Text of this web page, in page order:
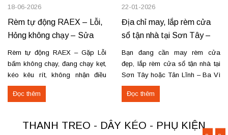
18-06-2026
Rèm tự động RAEX – Lỗi,
Hỏng không chạy – Sửa
tận nơi
Rèm tự động RAEX – Gặp Lỗi
bấm không chạy, đang chạy kẹt,
kéo kêu rít, không nhận điều
khiển… Nhận thay mới động cơ,
sửa chữa rèm tự động raex và
Đọc thêm
22-01-2026
Địa chỉ may, lắp rèm cửa
sổ tận nhà tại Sơn Tây –
Tản Lĩnh Ba Vì
Bạn đang cần may rèm cửa
đẹp, lắp rèm cửa sổ tận nhà tại
Sơn Tây hoặc Tản Lĩnh – Ba Vì
với giá hợp lý? Chúng tôi
chuyên may rèm theo yêu cầu,
tiến độ. Thực tế, chúng tôi vừa
hoàn thiện thi công rèm...
Đọc thêm
THANH TREO - DÂY KÉO - PHỤ KIỆN